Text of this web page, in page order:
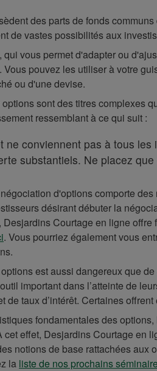
des parts de fonds
de vastes possibilités aux
vous permet d'adapter ou
pouvez les utiliser à votre
ou d'une devise.
sont des titres complexes
ressemblant à ce qui suit :
conviennent pas à tous
substantiels. Ne placez
d'options comporte
désirant débuter la
Courtage en ligne
. Vous pourriez également vous
est aussi dangereux que
important dans l’atteinte de
taux d’intérêt. Certaines
fondamentales des
effet, Desjardins Courtage
notions de base rattachées
la liste de nos prochains